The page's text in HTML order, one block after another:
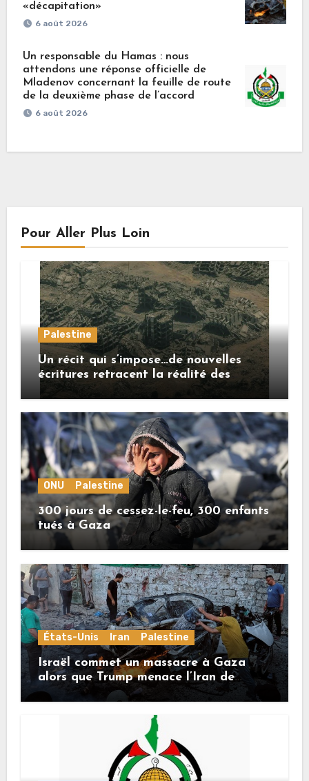
«décapitation»
6 août 2026
Un responsable du Hamas : nous
attendons une réponse officielle de
Mladenov concernant la feuille de route
de la deuxième phase de l’accord
6 août 2026
Pour Aller Plus Loin
Palestine
Un récit qui s’impose…de nouvelles
écritures retracent la réalité des
crimes sionistes à Gaza
ONU Palestine
300 jours de cessez-le-feu, 300 enfants
tués à Gaza
États-Unis Iran Palestine
Israël commet un massacre à Gaza
alors que Trump menace l’Iran de
«décapitation»